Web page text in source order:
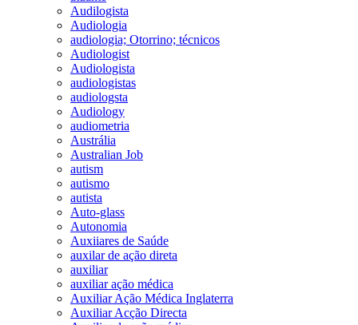
Audilogista
Audiologia
audiologia; Otorrino; técnicos
Audiologist
Audiologista
audiologistas
audiologsta
Audiology
audiometria
Austrália
Australian Job
autism
autismo
autista
Auto-glass
Autonomia
Auxiiares de Saúde
auxilar de ação direta
auxiliar
auxiliar ação médica
Auxiliar Ação Médica Inglaterra
Auxiliar Acção Directa